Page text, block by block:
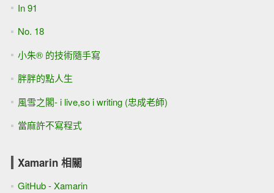
In 91
No. 18
小朱® 的技術隨手寫
胖胖的點人生
風雪之閣- i live,so i writing (忠成老師)
當麻許不寫程式
Xamarin 相關
GitHub - Xamarin